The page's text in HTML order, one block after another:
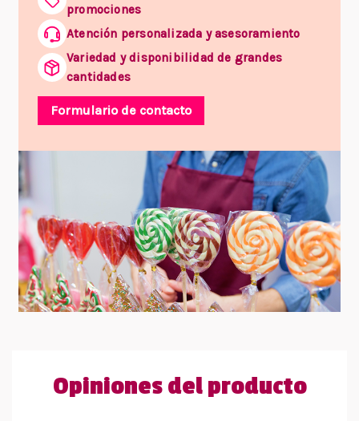
promociones
Atención personalizada y asesoramiento
Variedad y disponibilidad de grandes
cantidades
Formulario de contacto
Opiniones del producto